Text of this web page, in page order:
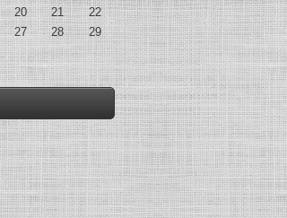
20 21
22
27 28
29